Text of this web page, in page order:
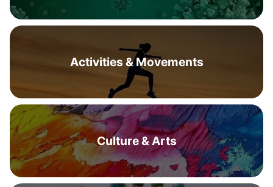
Activities & Movements
Culture & Arts